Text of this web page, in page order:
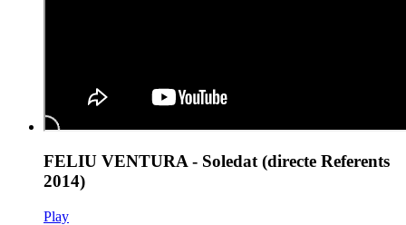
FELIU VENTURA - Soledat (directe Referents
2014)
Play